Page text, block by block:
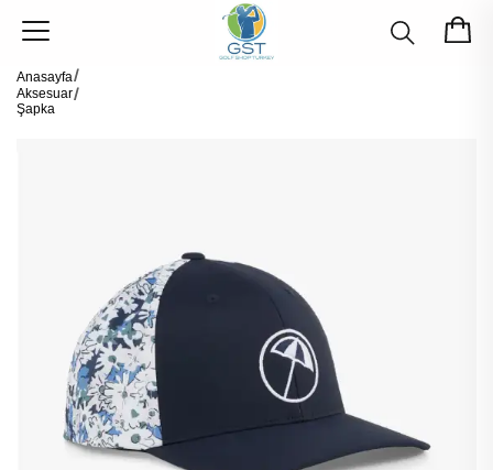
Anasayfa
Aksesuar
Şapka